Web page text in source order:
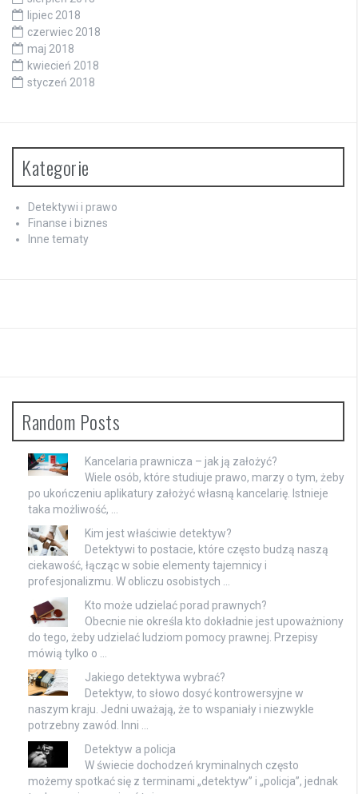
lipiec 2018
czerwiec 2018
maj 2018
kwiecień 2018
styczeń 2018
Kategorie
Detektywi i prawo
Finanse i biznes
Inne tematy
Random Posts
Kancelaria prawnicza – jak ją założyć?
Wiele osób, które studiuje prawo, marzy o tym, żeby
po ukończeniu aplikatury założyć własną kancelarię. Istnieje
taka możliwość, …
Kim jest właściwie detektyw?
Detektywi to postacie, które często budzą naszą
ciekawość, łącząc w sobie elementy tajemnicy i
profesjonalizmu. W obliczu osobistych …
Kto może udzielać porad prawnych?
Obecnie nie określa kto dokładnie jest upoważniony
do tego, żeby udzielać ludziom pomocy prawnej. Przepisy
mówią tylko o …
Jakiego detektywa wybrać?
Detektyw, to słowo dosyć kontrowersyjne w
naszym kraju. Jedni uważają, że to wspaniały i niezwykle
potrzebny zawód. Inni …
Detektyw a policja
W świecie dochodzeń kryminalnych często
możemy spotkać się z terminami „detektyw” i „policja”, jednak